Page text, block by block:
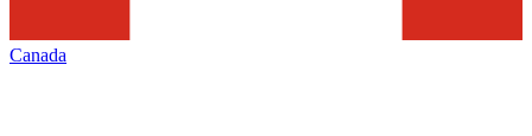
Canada